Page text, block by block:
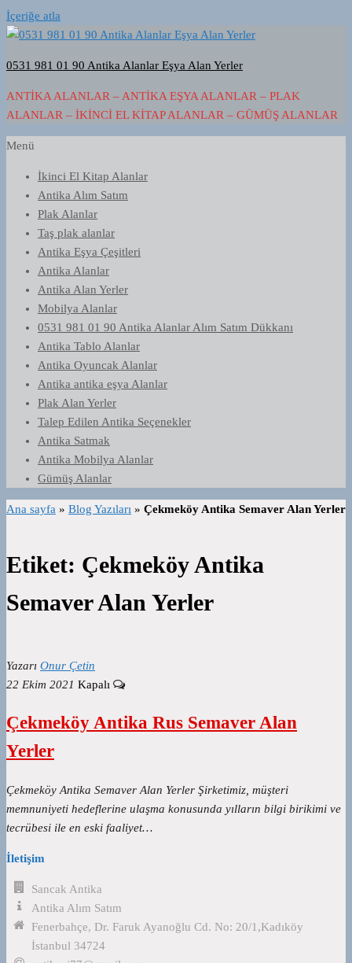
İçeriğe atla
0531 981 01 90 Antika Alanlar Eşya Alan Yerler
ANTIKA ALANLAR – ANTIKA EŞYA ALANLAR – PLAK
ALANLAR – İKINCI EL KITAP ALANLAR – GÜMÜŞ ALANLAR
Menü
İkinci El Kitap Alanlar
Antika Alım Satım
Plak Alanlar
Taş plak alanlar
Antika Eşya Çeşitleri
Antika Alanlar
Antika Alan Yerler
Mobilya Alanlar
0531 981 01 90 Antika Alanlar Alım Satım Dükkanı
Antika Tablo Alanlar
Antika Oyuncak Alanlar
Antika antika eşya Alanlar
Plak Alan Yerler
Talep Edilen Antika Seçenekler
Antika Satmak
Antika Mobilya Alanlar
Gümüş Alanlar
Ana sayfa » Blog Yazıları » Çekmeköy Antika Semaver Alan Yerler
Etiket: Çekmeköy Antika
Semaver Alan Yerler
Yazarı Onur Çetin
22 Ekim 2021 Kapalı
Çekmeköy Antika Rus Semaver Alan
Yerler
Çekmeköy Antika Semaver Alan Yerler Şirketimiz, müşteri
memnuniyeti hedeflerine ulaşma konusunda yılların bilgi birikimi ve
tecrübesi ile en eski faaliyet…
İletişim
Sancak Antika
Antika Alım Satım
Fenerbahçe, Dr. Faruk Ayanoğlu Cd. No: 20/1,Kadıköy
İstanbul 34724